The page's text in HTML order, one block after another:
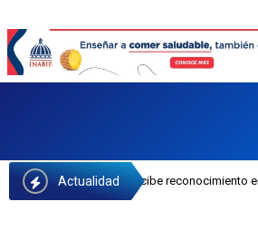
Actualidad
recibe reconocimiento en la Semana